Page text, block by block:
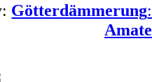
Götterdämmerung